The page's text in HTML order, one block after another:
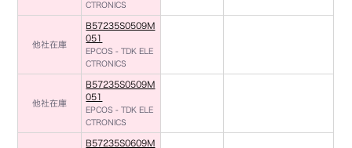
CTRONICS
他社在庫
B57235S0509M
051
EPCOS - TDK ELE
CTRONICS
他社在庫
B57235S0509M
051
EPCOS - TDK ELE
CTRONICS
B57235S0609M